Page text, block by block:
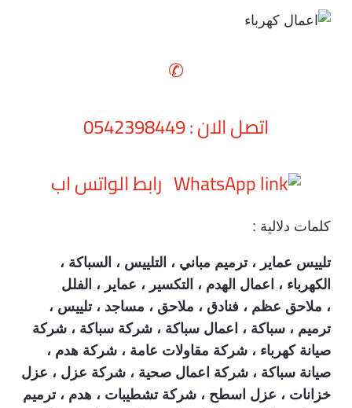
✆
اتصل الان : 0542398449
رابط الواتس اب
كلمات دلالية :
تلييس عماير ، ترميم مباني ، التلييس ، السباكة ،
الكهرباء ، اعمال الهدم ، التكسير ، عماير ، الفلل
، ملاحق عظم ، فنادق ، ملاحق ، مساجد ، تلييس ،
ترميم ، سباكة ، اعمال سباكة ، شركة سباكة ، شركة
صيانة كهرباء ، شركة مقاولات عامة ، شركة هدم ،
صيانة سباكة ، شركة اعمال صحية ، شركة عزل ، عزل
خزانات ، عزل اسطح ، شركة تشطيبات ، هدم ، ترميم